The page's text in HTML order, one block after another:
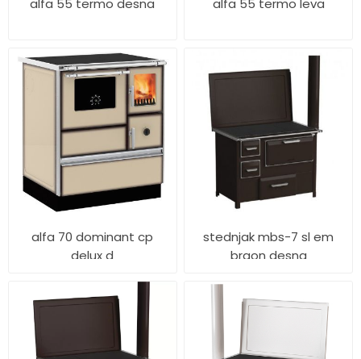
alfa 55 termo desna alfa 55 termo leva
alfa 70 dominant cp
delux d
stednjak mbs-7 sl em
braon desna